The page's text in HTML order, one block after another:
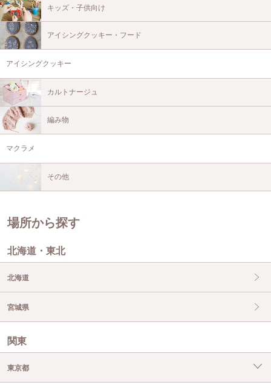
キッズ・子供向け
アイシングクッキー・フード
アイシングクッキー
カルトナージュ
編み物
マクラメ
その他
場所から探す
北海道・東北
北海道
宮城県
関東
東京都